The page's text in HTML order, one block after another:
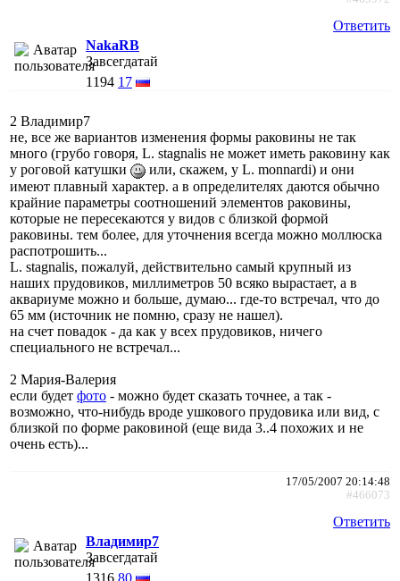
Ответить
NakaRB
Завсегдатай
1194 17
2 Владимир7
не, все же вариантов изменения формы раковины не так
много (грубо говоря, L. stagnalis не может иметь раковину как
у роговой катушки
или, скажем, у L. monnardi) и они
имеют плавный характер. а в определителях даются обычно
крайние параметры соотношений элементов раковины,
которые не пересекаются у видов с близкой формой
раковины. тем более, для уточнения всегда можно моллюска
распотрошить...
L. stagnalis, пожалуй, действительно самый крупный из
наших прудовиков, миллиметров 50 всяко вырастает, а в
аквариуме можно и больше, думаю... где-то встречал, что до
65 мм (источник не помню, сразу не нашел).
на счет повадок - да как у всех прудовиков, ничего
специального не встречал...
2 Мария-Валерия
если будет фото - можно будет сказать точнее, а так -
возможно, что-нибудь вроде ушкового прудовика или вид, с
близкой по форме раковиной (еще вида 3..4 похожих и не
очень есть)...
17/05/2007 20:14:48
#466073
Ответить
Владимир7
Завсегдатай
1316 80